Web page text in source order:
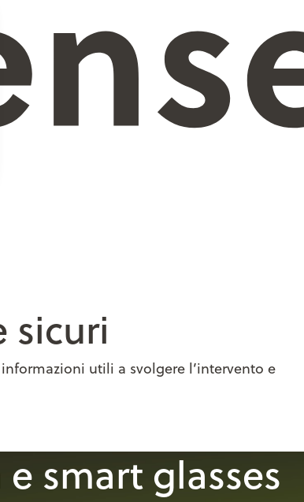
sicuri
utili a svolgere l’intervento e
smart glasses